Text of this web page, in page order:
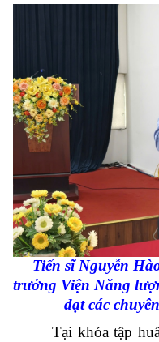
Tiến sĩ Nguyễn
trưởng Viện Năng
đạt các
Tại khóa tập